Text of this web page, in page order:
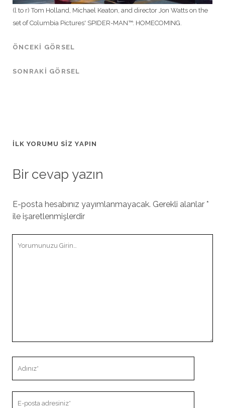
(l to r) Tom Holland, Michael Keaton, and director Jon Watts on the
set of Columbia Pictures' SPIDER-MAN™: HOMECOMING.
ÖNCEKI GÖRSEL
SONRAKI GÖRSEL
İLK YORUMU SIZ YAPIN
Bir cevap yazın
E-posta hesabınız yayımlanmayacak. Gerekli alanlar *
ile işaretlenmişlerdir